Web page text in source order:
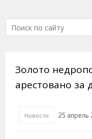
Золото
арестовано за
Новости 25 апрель